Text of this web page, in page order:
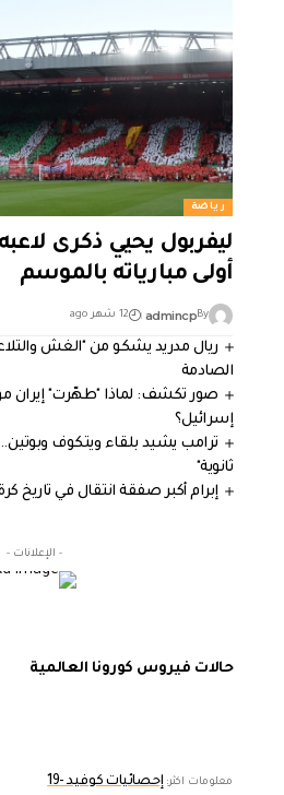
رياضة
ليفربول يحيي ذكرى
أولى مبارياته بالموسم
By
admincp 12 شهر ago
ريال مدريد يشكو من "الغش
الصادمة
صور تكشف: لماذا "طهّرت" إيران
إسرائيل؟
ترامب يشيد بلقاء ويتكوف
ثانوية"
إبرام أكبر صفقة انتقال في تاريخ
- الإعلانات -
حالات فيروس كورونا العالمية
معلومات اكثر: إحصائيات كوفيد -19